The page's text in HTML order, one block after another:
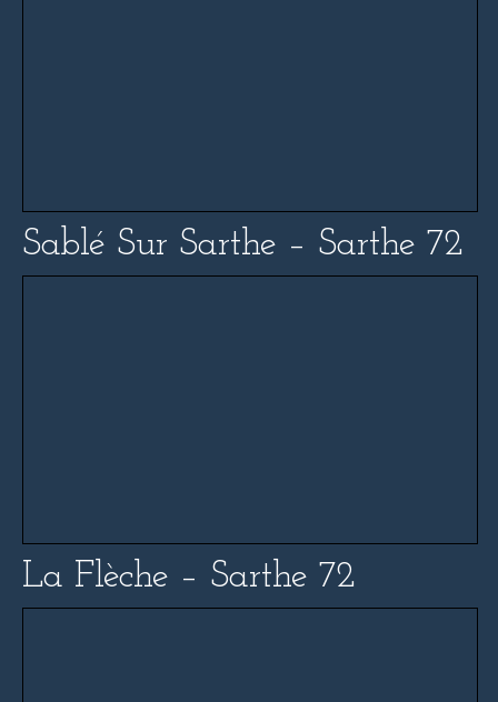
Sablé Sur Sarthe – Sarthe 72
La Flèche – Sarthe 72